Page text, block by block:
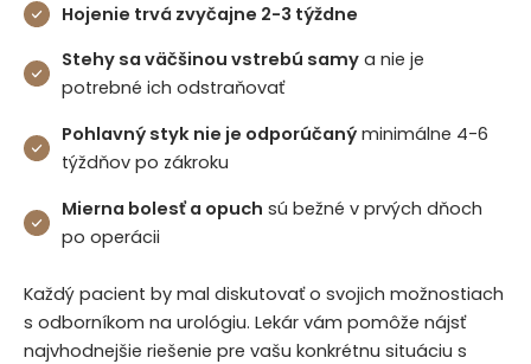
Hojenie trvá zvyčajne 2-3 týždne
Stehy sa väčšinou vstrebú samy a nie je
potrebné ich odstraňovať
Pohlavný styk nie je odporúčaný minimálne 4-6
týždňov po zákroku
Mierna bolesť a opuch sú bežné v prvých dňoch
po operácii
Každý pacient by mal diskutovať o svojich možnostiach
s odborníkom na urológiu. Lekár vám pomôže nájsť
najvhodnejšie riešenie pre vašu konkrétnu situáciu s